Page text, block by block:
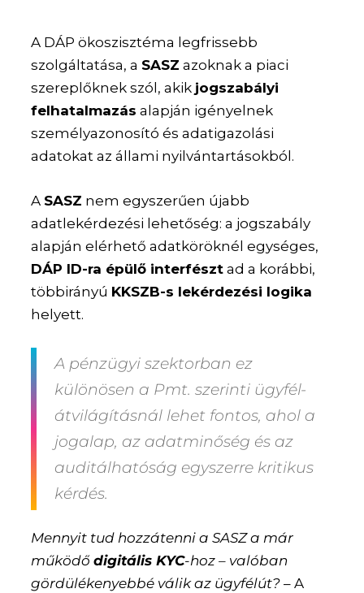
A DÁP ökoszisztéma legfrissebb
szolgáltatása, a SASZ azoknak a piaci
szereplőknek szól, akik jogszabályi
felhatalmazás alapján igényelnek
személyazonosító és adatigazolási
adatokat az állami nyilvántartásokból.
A SASZ nem egyszerűen újabb
adatlekérdezési lehetőség: a jogszabály
alapján elérhető adatköröknél egységes,
DÁP ID-ra épülő interfészt ad a korábbi,
többirányú KKSZB-s lekérdezési logika
helyett.
A pénzügyi szektorban ez
különösen a Pmt. szerinti ügyfél-
átvilágításnál lehet fontos, ahol a
jogalap, az adatminőség és az
auditálhatóság egyszerre kritikus
kérdés.
Mennyit tud hozzátenni a SASZ a már
működődigitális KYC-hoz – valóban
gördülékenyebbé válik az ügyfélút? – A